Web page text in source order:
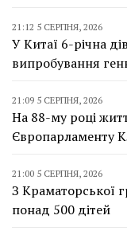
21:12 5 СЕРПНЯ, 2026
У Китаї 6-річна
випробування
21:09 5 СЕРПНЯ, 2026
На 88-му році
Європарламенту
21:00 5 СЕРПНЯ, 2026
З Краматорської
понад 500 дітей